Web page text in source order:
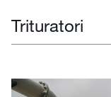
Trituratori